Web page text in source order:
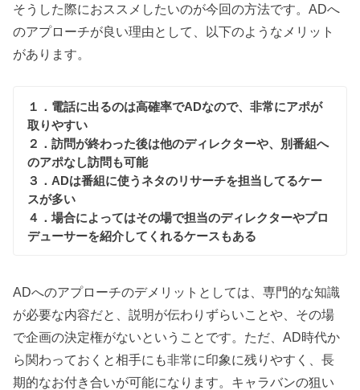
そうした際におススメしたいのが今回の方法です。ADへ
のアプローチが良い理由として、以下のようなメリット
があります。
１．電話に出るのは高確率でADなので、非常にアポが
取りやすい
２．訪問が終わった後は他のディレクターや、別番組へ
のアポなし訪問も可能
３．ADは番組に使うネタのリサーチを担当してるケー
スが多い
４．場合によってはその場で担当のディレクターやプロ
デューサーを紹介してくれるケースもある
ADへのアプローチのデメリットとしては、専門的な知識
が必要な内容だと、説明が伝わりずらいことや、その場
で企画の決定権がないということです。ただ、AD時代か
ら関わっておくと相手にも非常に印象に残りやすく、長
期的なお付き合いが可能になります。キャラバンの狙い